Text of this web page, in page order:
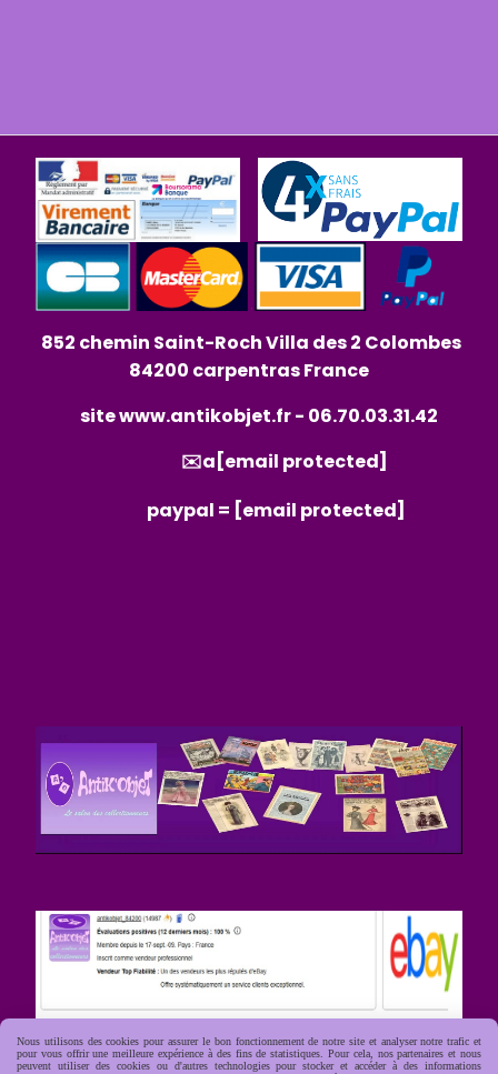
852 chemin Saint-Roch Villa des 2 Colombes
84200 carpentras France
sitewww.antikobjet.fr- 06.70.03.31.42
✉️a [email protected]
paypal = [email protected]
Nous utilisons des cookies pour assurer le bon fonctionnement de notre site et analyser notre trafic et
pour vous offrir une meilleure expérience à des fins de statistiques. Pour cela, nos partenaires et nous
peuvent utiliser des cookies ou d'autres technologies pour stocker et accéder à des informations